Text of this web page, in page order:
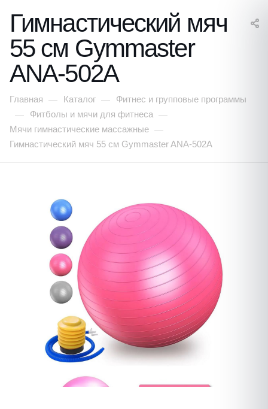
Гимнастический мяч
55 см Gymmaster
ANA-502A
Главная — Каталог —
Фитнес и групповые программы
—
Фитболы и мячи для фитнеса —
Мячи гимнастические массажные —
Гимнастический мяч 55 см Gymmaster ANA-502A